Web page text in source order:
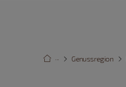
Genussregion
···